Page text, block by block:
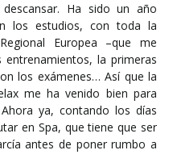
Ha sido un año
los estudios, con toda la
Europea –que me
la primeras
los exámenes… Así que la
me ha venido bien para
ya, contando los días
en Spa, que tiene que ser
antes de poner rumbo a